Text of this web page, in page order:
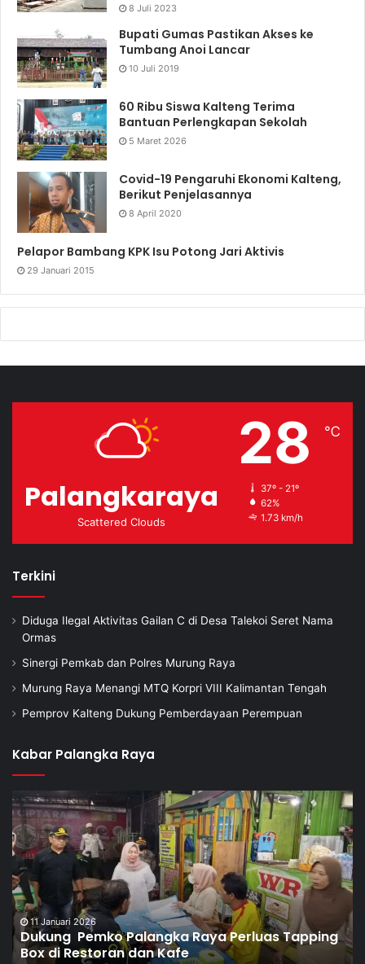
8 Juli 2023
Bupati Gumas Pastikan Akses ke
Tumbang Anoi Lancar
10 Juli 2019
60 Ribu Siswa Kalteng Terima
Bantuan Perlengkapan Sekolah
5 Maret 2026
Covid-19 Pengaruhi Ekonomi Kalteng,
Berikut Penjelasannya
8 April 2020
Pelapor Bambang KPK Isu Potong Jari Aktivis
29 Januari 2015
Palangkaraya
Scattered Clouds
28 ℃
37º - 21º
62%
1.73 km/h
Terkini
Diduga Ilegal Aktivitas Gailan C di Desa Talekoi Seret Nama
Ormas
Sinergi Pemkab dan Polres Murung Raya
Murung Raya Menangi MTQ Korpri VIII Kalimantan Tengah
Pemprov Kalteng Dukung Pemberdayaan Perempuan
Kabar Palangka Raya
8 Januari 2026
Dorong Pembentukan Pos Terpadu Berantas
Narkoba di Puntun